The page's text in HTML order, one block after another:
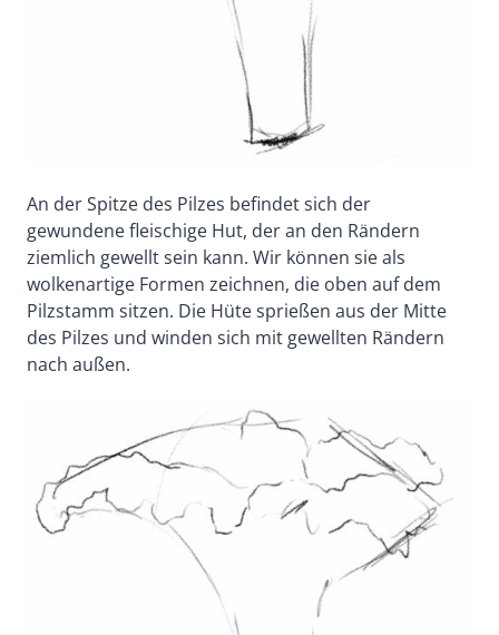
An der Spitze des Pilzes befindet sich der
gewundene fleischige Hut, der an den Rändern
ziemlich gewellt sein kann. Wir können sie als
wolkenartige Formen zeichnen, die oben auf dem
Pilzstamm sitzen. Die Hüte sprießen aus der Mitte
des Pilzes und winden sich mit gewellten Rändern
nach außen.